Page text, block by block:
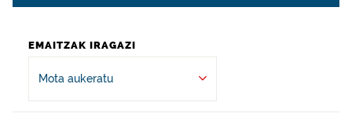
EMAITZAK IRAGAZI
Mota aukeratu